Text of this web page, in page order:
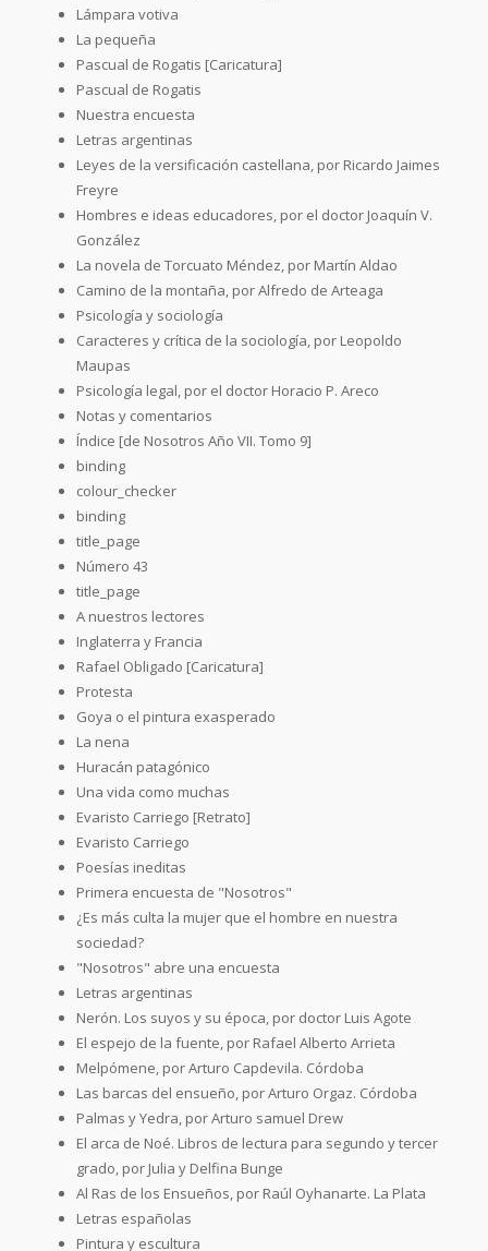
Lámpara votiva
La pequeña
Pascual de Rogatis [Caricatura]
Pascual de Rogatis
Nuestra encuesta
Letras argentinas
Leyes de la versificación castellana, por Ricardo Jaimes
Freyre
Hombres e ideas educadores, por el doctor Joaquín V.
González
La novela de Torcuato Méndez, por Martín Aldao
Camino de la montaña, por Alfredo de Arteaga
Psicología y sociología
Caracteres y crítica de la sociología, por Leopoldo
Maupas
Psicología legal, por el doctor Horacio P. Areco
Notas y comentarios
Índice [de Nosotros Año VII. Tomo 9]
binding
colour_checker
binding
title_page
Número 43
title_page
A nuestros lectores
Inglaterra y Francia
Rafael Obligado [Caricatura]
Protesta
Goya o el pintura exasperado
La nena
Huracán patagónico
Una vida como muchas
Evaristo Carriego [Retrato]
Evaristo Carriego
Poesías ineditas
Primera encuesta de "Nosotros"
¿Es más culta la mujer que el hombre en nuestra
sociedad?
"Nosotros" abre una encuesta
Letras argentinas
Nerón. Los suyos y su época, por doctor Luis Agote
El espejo de la fuente, por Rafael Alberto Arrieta
Melpómene, por Arturo Capdevila. Córdoba
Las barcas del ensueño, por Arturo Orgaz. Córdoba
Palmas y Yedra, por Arturo samuel Drew
El arca de Noé. Libros de lectura para segundo y tercer
grado, por Julia y Delfina Bunge
Al Ras de los Ensueños, por Raúl Oyhanarte. La Plata
Letras españolas
Pintura y escultura